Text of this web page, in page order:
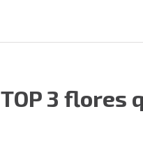
TOP 3 flores